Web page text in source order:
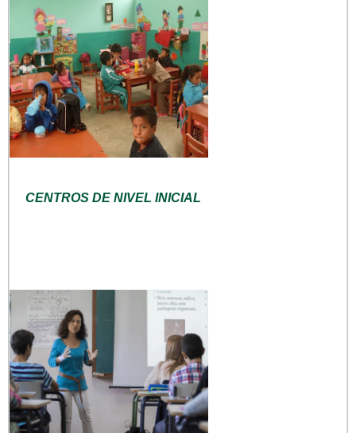
CENTROS DE NIVEL INICIAL